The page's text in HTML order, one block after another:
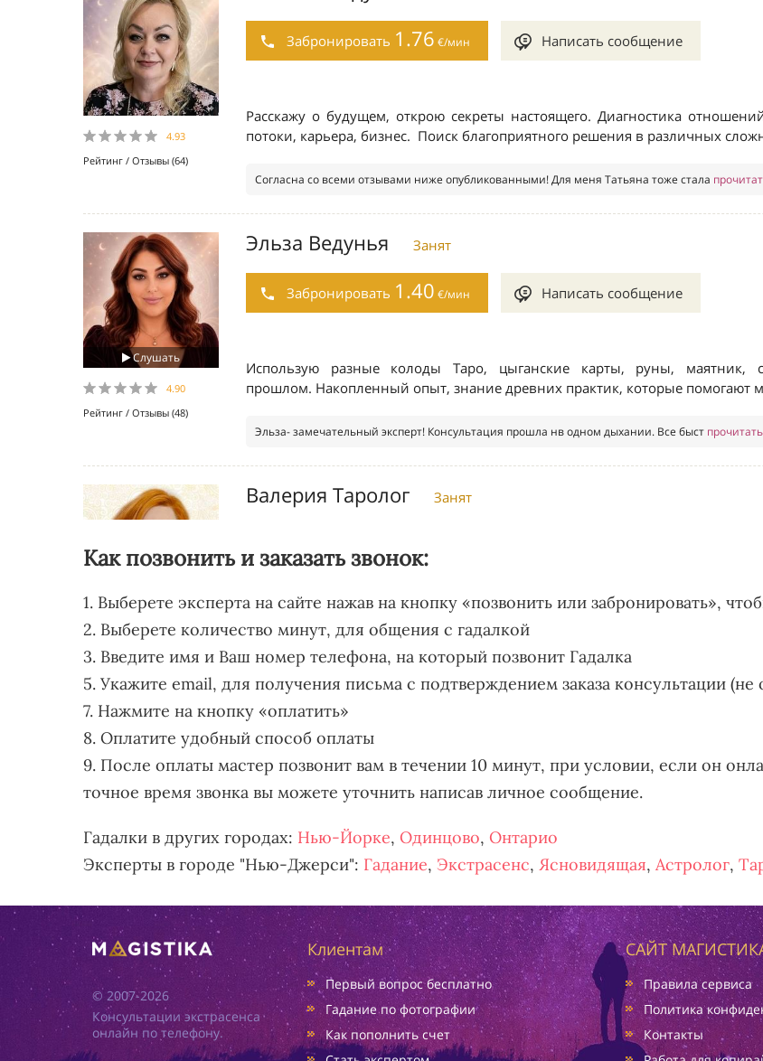
Как позвонить и заказать звонок:
1. Выберете эксперта на сайте нажав на кнопку «позвонить или забронировать»,
2. Выберете количество минут, для общения с гадалкой
3. Введите имя и Ваш номер телефона, на который позвонит Гадалка
5. Укажите email, для получения письма с подтверждением заказа консультации (не
7. Нажмите на кнопку «оплатить»
8. Оплатите удобный способ оплаты
9. После оплаты мастер позвонит вам в течении 10 минут, при условии, если он
точное время звонка вы можете уточнить написав личное сообщение.
Гадалки в других городах: Нью-Йорке, Одинцово, Онтарио
Эксперты в городе "Нью-Джерси": Гадание, Экстрасенс, Ясновидящая, Астролог,
© 2007-2026
Консультации экстрасенса
онлайн по телефону.
Клиентам
Первый вопрос бесплатно
Гадание по фотографии
Как пополнить счет
САЙТ
Правила сервиса
Политика
Контакты